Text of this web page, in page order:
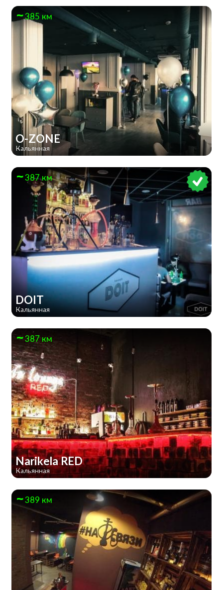
385 км
O-ZONE
Кальянная
387 км
DOIT
Кальянная
387 км
Narikela RED
Кальянная
389 км